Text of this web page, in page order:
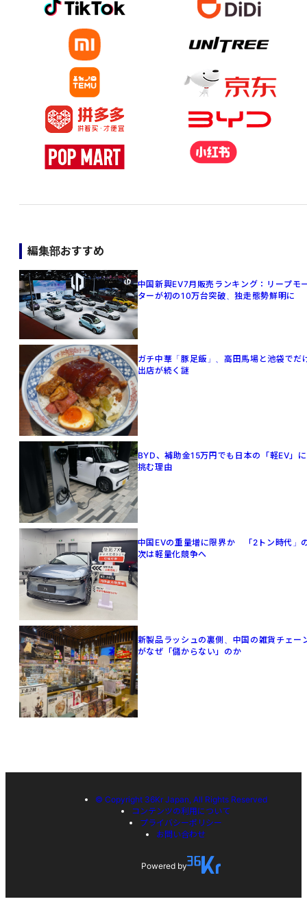
編集部おすすめ
中国新興EV7月販売ランキング：リープモ
ターが初の10万台突破、独走態勢鮮明に
ガチ中華「豚足飯」、高田馬場と池袋でだ
出店が続く謎
BYD、補助金15万円でも日本の「軽EV」に
挑む理由
中国EVの重量増に限界か 「2トン時代」
次は軽量化競争へ
新製品ラッシュの裏側、中国の雑貨チェー
がなぜ「儲からない」のか
© Copyright 36Kr Japan, All Rights Reserved
コンテンツの利用について
プライバシーポリシー
お問い合わせ
Powered by